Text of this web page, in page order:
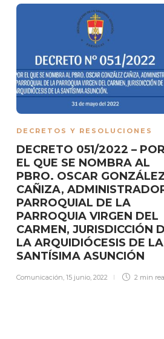
DECRETOS Y RESOLUCIONES
DECRETO 051/2022 –
EL QUE SE NOMBRA AL
PBRO. OSCAR
CAÑIZA,
PARROQUIAL DE LA
PARROQUIA VIRGEN DEL
CARMEN, JURISDICCIÓN
LA ARQUIDIÓCESIS DE LA
SANTÍSIMA ASUNCIÓN
Comunicación, 15 junio, 2022 2 min